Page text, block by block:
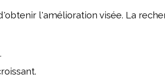
l'amélioration visée. La